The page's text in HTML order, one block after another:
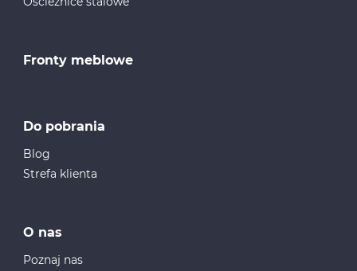
Fronty meblowe
Do pobrania
Blog
Strefa klienta
O nas
Poznaj nas